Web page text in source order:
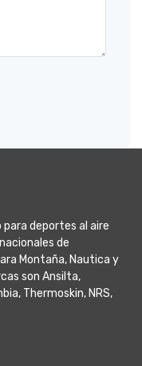
deportes al aire
de
Montaña, Nautica y
son Ansilta,
Thermoskin, NRS,